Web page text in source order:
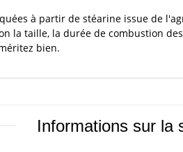
à partir de stéarine issue de
la taille, la durée de combustion
bien.
Informations sur la